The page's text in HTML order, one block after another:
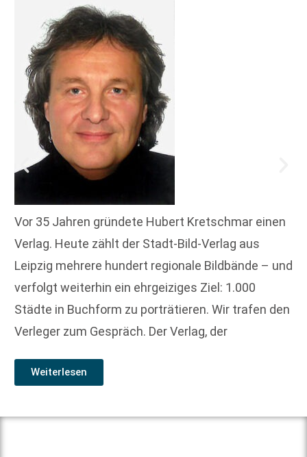
Vor 35 Jahren gründete Hubert Kretschmar einen
Verlag. Heute zählt der Stadt-Bild-Verlag aus
Leipzig mehrere hundert regionale Bildbände – und
verfolgt weiterhin ein ehrgeiziges Ziel: 1.000
Städte in Buchform zu porträtieren. Wir trafen den
Verleger zum Gespräch. Der Verlag, der
Weiterlesen